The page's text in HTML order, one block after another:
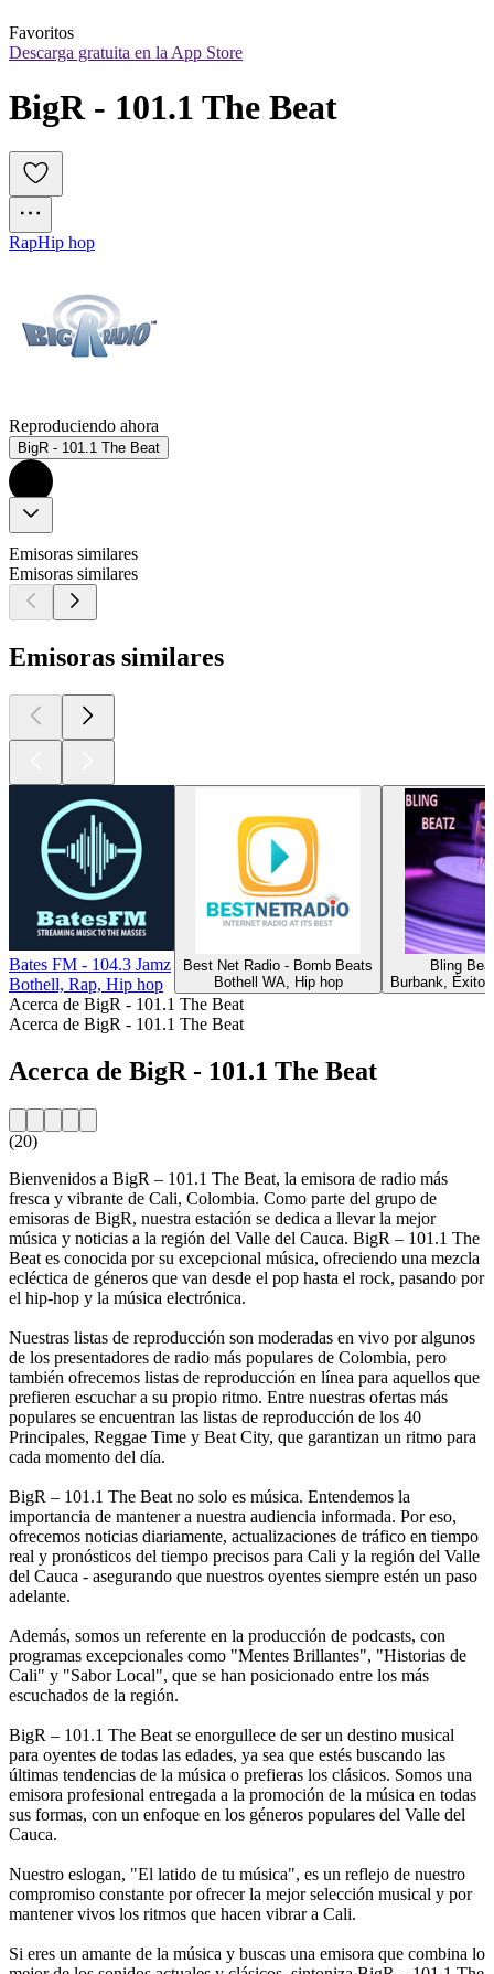
Favoritos
Descarga gratuita en la App Store
BigR - 101.1 The Beat
RapHip hop
Reproduciendo ahora
BigR - 101.1 The Beat
Emisoras similares
Emisoras similares
Emisoras similares
Bates FM - 104.3 Jamz
Bothell, Rap, Hip hop
Best Net Radio - Bomb Beats
Bothell WA, Hip hop
Bling
Burbank,
Acerca de BigR - 101.1 The Beat
Acerca de BigR - 101.1 The Beat
Acerca de BigR - 101.1 The Beat
(20)
Bienvenidos a BigR – 101.1 The Beat, la emisora de radio más
fresca y vibrante de Cali, Colombia. Como parte del grupo de
emisoras de BigR, nuestra estación se dedica a llevar la mejor
música y noticias a la región del Valle del Cauca. BigR – 101.1 The
Beat es conocida por su excepcional música, ofreciendo una mezcla
ecléctica de géneros que van desde el pop hasta el rock, pasando por
el hip-hop y la música electrónica.
Nuestras listas de reproducción son moderadas en vivo por algunos
de los presentadores de radio más populares de Colombia, pero
también ofrecemos listas de reproducción en línea para aquellos que
prefieren escuchar a su propio ritmo. Entre nuestras ofertas más
populares se encuentran las listas de reproducción de los 40
Principales, Reggae Time y Beat City, que garantizan un ritmo para
cada momento del día.
BigR – 101.1 The Beat no solo es música. Entendemos la
importancia de mantener a nuestra audiencia informada. Por eso,
ofrecemos noticias diariamente, actualizaciones de tráfico en tiempo
real y pronósticos del tiempo precisos para Cali y la región del Valle
del Cauca - asegurando que nuestros oyentes siempre estén un paso
adelante.
Además, somos un referente en la producción de podcasts, con
programas excepcionales como "Mentes Brillantes", "Historias de
Cali" y "Sabor Local", que se han posicionado entre los más
escuchados de la región.
BigR – 101.1 The Beat se enorgullece de ser un destino musical
para oyentes de todas las edades, ya sea que estés buscando las
últimas tendencias de la música o prefieras los clásicos. Somos una
emisora profesional entregada a la promoción de la música en todas
sus formas, con un enfoque en los géneros populares del Valle del
Cauca.
Nuestro eslogan, "El latido de tu música", es un reflejo de nuestro
compromiso constante por ofrecer la mejor selección musical y por
mantener vivos los ritmos que hacen vibrar a Cali.
Si eres un amante de la música y buscas una emisora que combina lo